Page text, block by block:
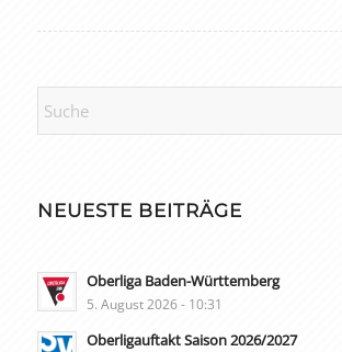
NEUESTE BEITRÄGE
Oberliga Baden-Württemberg
5. August 2026 - 10:31
Oberligauftakt Saison 2026/2027